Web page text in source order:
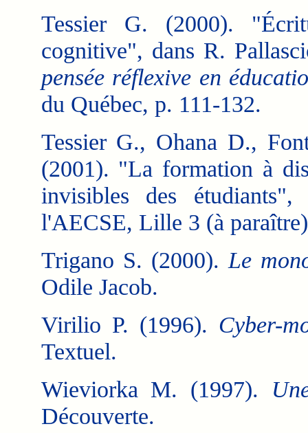
Tessier G. (2000).
cognitive", dans R.
pensée réflexive en
du Québec, p. 111-132.
Tessier G., Ohana D.,
(2001). "La formation à
invisibles des
l'AECSE, Lille 3 (à
Trigano S. (2000). Le
Odile Jacob.
Virilio P. (1996). Cyber-
Textuel.
Wieviorka M. (1997).
Découverte.